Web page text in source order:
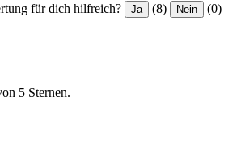
für dich hilfreich? Ja (8) Nein (0)
5 Sternen.